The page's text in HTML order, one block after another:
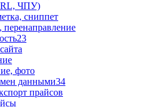
ЧПУ)
сниппет
перенаправление
23
фото
данными34
прайсов